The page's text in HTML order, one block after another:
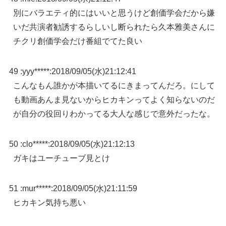
別にバラエティ的にはいいと思うけど創価学会だから嫌
いだ共演者勧誘するらしいし断られたら久本雅美さんに
チクリ創価学会だけ番組でてた良い
49 :yyy*****:2018/09/05(水)21:12:41
こんなもん誰かが本描いてるにきまってんだろ。にして
も動画あんま見ないからヒカキンってよく知らないのだ
が自分の役回りわかってる大人な感じで意外だったな。
50 :clo*****:2018/09/05(水)21:12:13
ガキはユーチューブ見とけ
51 :mur*****:2018/09/05(水)21:11:59
ヒカキン気持ち悪い